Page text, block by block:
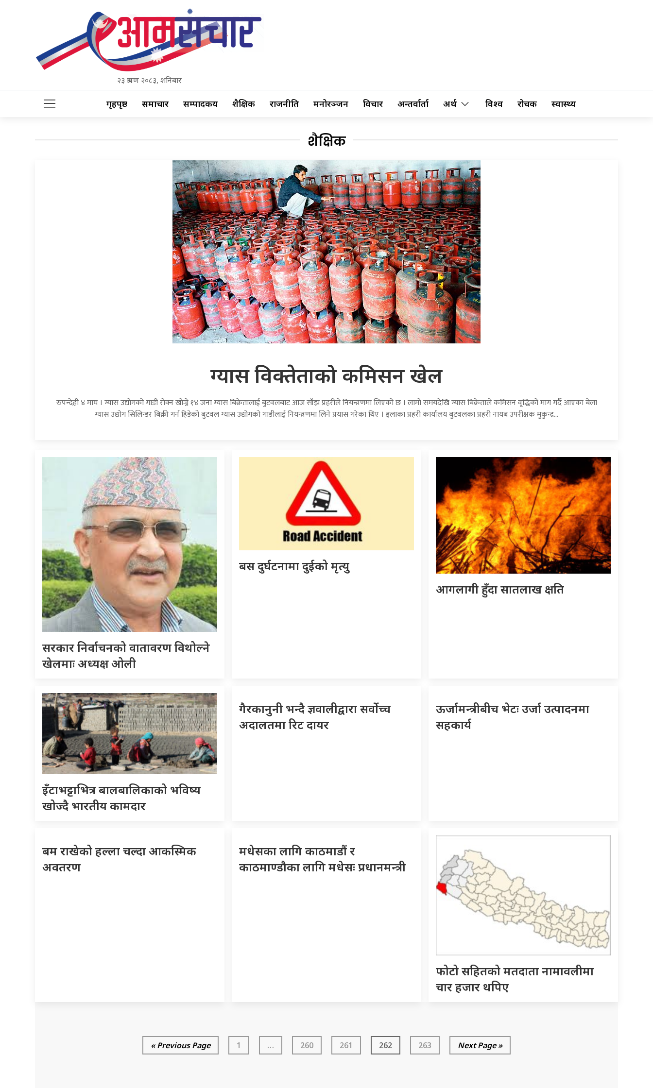
२३ श्रावण २०८३, शनिबार
गृहपृष्ठ समाचार सम्पादकीय शैक्षिक राजनीति मनोरञ्जन विचार अन्तर्वार्ता अर्थ विश्व रोचक स्वास्थ्य
शैक्षिक
ग्यास विक्तेताको कमिसन खेल
रुपन्देही ४ माघ । ग्यास उद्योगको गाडी रोक्न खोज्ने १४ जना ग्यास बिक्रेतालाई बुटवलबाट आज साँझ प्रहरीले नियन्त्रणमा लिएको छ । लामो समयदेखि ग्यास बिक्रेताले कमिसन वृद्धिको माग गर्दै आएका बेला
ग्यास उद्योग सिलिन्डर बिक्री गर्न हिडेको बुटवल ग्यास उद्योगको गाडीलाई नियन्त्रणमा लिने प्रयास गरेका थिए । इलाका प्रहरी कार्यालय बुटवलका प्रहरी नायब उपरीक्षक मुकुन्द्र…
सरकार निर्वाचनको वातावरण विथोल्ने
खेलमाः अध्यक्ष ओली
बस दुर्घटनामा दुईको मृत्यु
आगलागी हुँदा सातलाख क्षति
इँटाभट्टाभित्र बालबालिकाको भविष्य
खोज्दै भारतीय कामदार
गैरकानुनी भन्दै ज्ञवालीद्वारा सर्वोच्च
अदालतमा रिट दायर
ऊर्जामन्त्रीबीच भेटः उर्जा उत्पादनमा
सहकार्य
बम राखेको हल्ला चल्दा आकस्मिक
अवतरण
मधेसका लागि काठमाडौं र
काठमाण्डौका लागि मधेसः प्रधानमन्त्री
फोटो सहितको मतदाता नामावलीमा
चार हजार थपिए
« Previous Page 1 … 260 261 262 263 Next Page »